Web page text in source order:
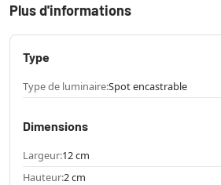
Plus d'informations
Type
Type de luminaire:Spot encastrable
Dimensions
Largeur:12 cm
Hauteur:2 cm